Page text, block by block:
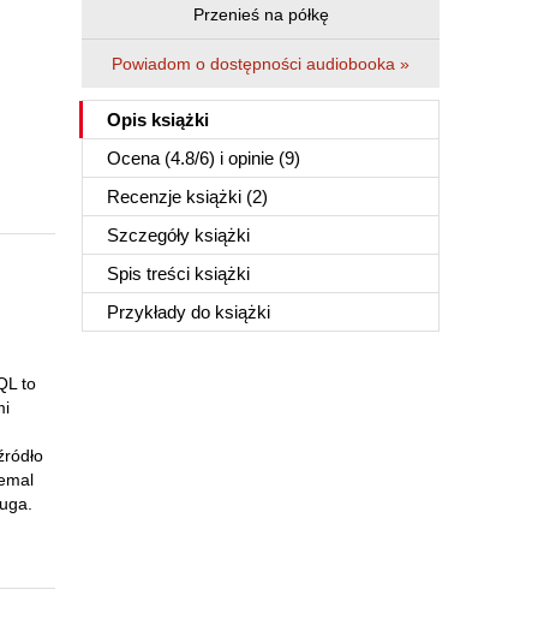
Przenieś na półkę
Powiadom o dostępności audiobooka »
Opis książki
Ocena (4.8/6) i opinie (9)
Recenzje książki (2)
Szczegóły książki
Spis treści książki
Przykłady do książki
to